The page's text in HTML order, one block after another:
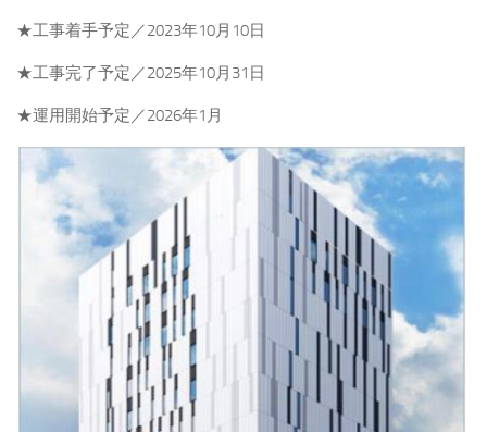
★工事着手予定／2023年10月10日
★工事完了予定／2025年10月31日
★運用開始予定／2026年1月